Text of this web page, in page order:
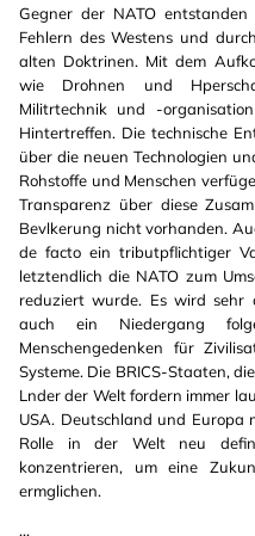
Gegner der NATO
Fehlern des Westens und
alten Doktrinen. Mit dem
wie Drohnen und
Militrtechnik und -
Hintertreffen. Die technische
über die neuen Technologien
Rohstoffe und Menschen
Transparenz über diese
Bevlkerung nicht vorhanden.
de facto ein tributpflichtiger
letztendlich die NATO zum
reduziert wurde. Es wird sehr
auch ein Niedergang
Menschengedenken für
Systeme. Die BRICS-Staaten,
Lnder der Welt fordern immer
USA. Deutschland und Europa
Rolle in der Welt neu
konzentrieren, um eine
ermglichen.
...